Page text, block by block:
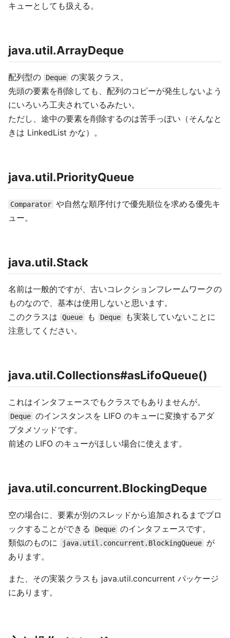
キューとしても扱える。
java.util.ArrayDeque
配列型の Deque の実装クラス。
先頭の要素を削除しても、配列のコピーが発生しないよう
にいろいろ工夫されているみたい。
ただし、途中の要素を削除するのは苦手っぽい（そんなと
きは LinkedList かな）。
java.util.PriorityQueue
Comparator や自然な順序付けで優先順位を求める優先キ
ュー。
java.util.Stack
名前は一般的ですが、古いコレクションフレームワークの
ものなので、基本は使用しないと思います。
このクラスは
Queue も Deque
も実装していないことに
注意してください。
java.util.Collections#asLifoQueue()
これはインタフェースでもクラスでもありませんが。
Deque のインスタンスを LIFO のキューに変換するアダ
プタメソッドです。
前述の LIFO のキューがほしい場合に使えます。
java.util.concurrent.BlockingDeque
空の場合に、要素が別のスレッドから追加されるまでブロ
ックすることができる
Deque のインタフェースです。
類似のものに
java.util.concurrent.BlockingQueue
が
あります。
また、その実装クラスも java.util.concurrent パッケージ
にあります。